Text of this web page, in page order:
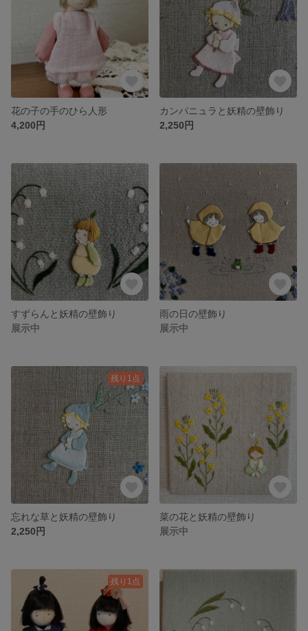
花の子の手のひら人形
4,200円
カンパニュラと妖精の壁飾り
2,250円
すずらんと妖精の壁飾り
展示中
雨の日の壁飾り
展示中
残り1点
忘れな草と妖精の壁飾り
2,250円
菜の花と妖精の壁飾り
展示中
残り1点